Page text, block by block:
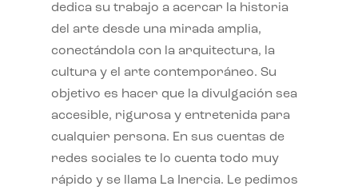
dedica su trabajo a acercar la historia
del arte desde una mirada amplia,
conectándola con la arquitectura, la
cultura y el arte contemporáneo. Su
objetivo es hacer que la divulgación sea
accesible, rigurosa y entretenida para
cualquier persona. En sus cuentas de
redes sociales te lo cuenta todo muy
rápido y se llama La Inercia. Le pedimos